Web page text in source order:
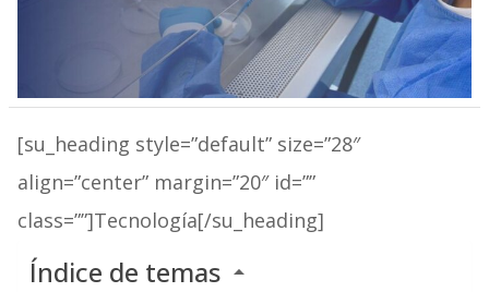
[su_heading style=”default” size=”28″
align=”center” margin=”20″ id=””
class=””]Tecnología[/su_heading]
Índice de temas